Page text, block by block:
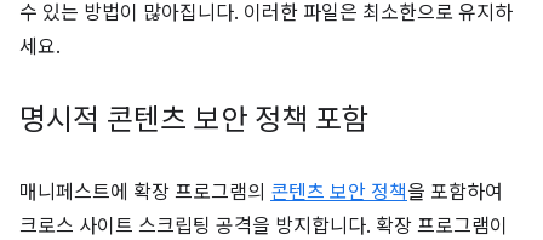
수 있는 방법이 많아집니다. 이러한 파일은 최소한으로 유지하
세요.
명시적 콘텐츠 보안 정책 포함
매니페스트에 확장 프로그램의 콘텐츠 보안 정책을 포함하여
크로스 사이트 스크립팅 공격을 방지합니다. 확장 프로그램이